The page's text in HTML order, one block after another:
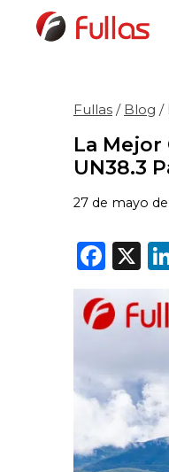
Saltar
Fullas / Blog /
La
UN38.3
27 de mayo
F
c
e
b
o
o
k
X